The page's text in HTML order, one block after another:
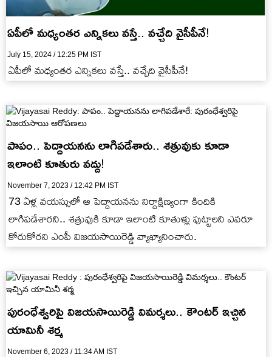
ఏపీలో మధ్యంతర ఎన్నికలు వస్తే.. వచ్చేది వైసీపీనే!
July 15, 2024 / 12:25 PM IST
ఏపీలో మధ్యంతర ఎన్నికలు వస్తే.. వచ్చేది వైసీపీనే!
పాపం.. పెద్దాయనను లాగిపడేశారు.. శత్రువుకు కూడా
ఇలాంటి కూతురు వద్దు!
November 7, 2023 / 12:42 PM IST
73 ఏళ్ల వయస్సులో ఆ పెద్దాయనను నిర్దాక్షిణ్యంగా కిందికి
లాగిపడేశారని.. శత్రువుకి కూడా ఇలాంటి కూతుళ్లు పుట్టాలని ఎవరూ
కోరుకోరని ఎంపీ విజయసాయిరెడ్డి వ్యాఖ్యానించారు.
పురంధేశ్వరిపై విజయసాయిరెడ్డి విమర్శలు.. కౌంటర్ ఇచ్చిన
యామినీ శర్మ
November 6, 2023 / 11:34 AM IST